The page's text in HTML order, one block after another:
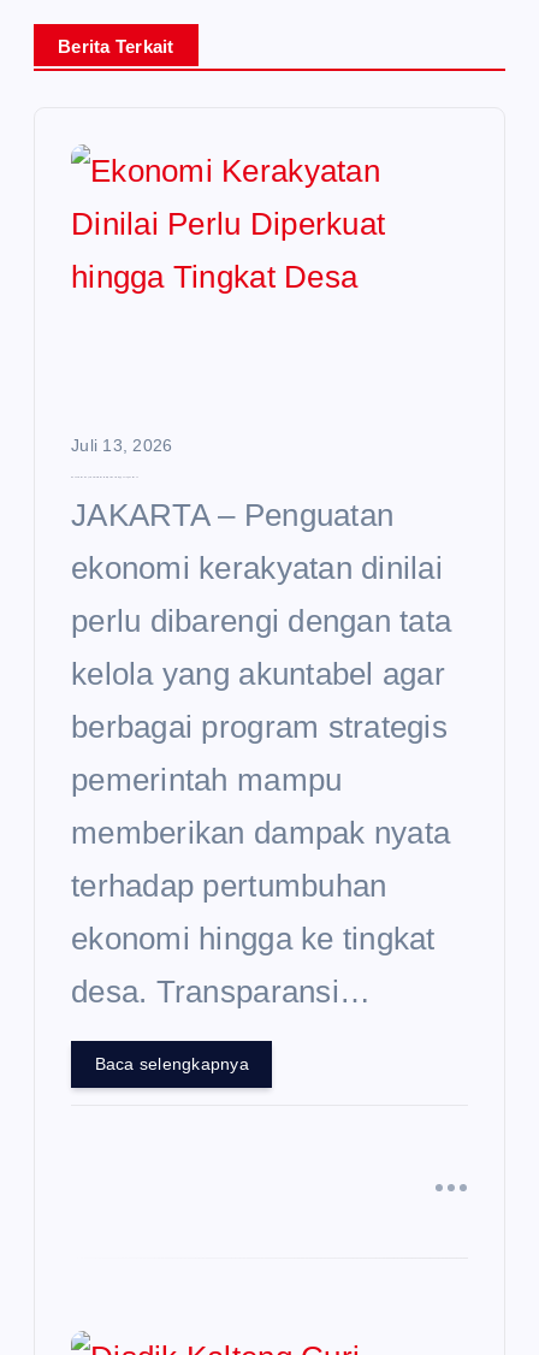
Berita Terkait
Juli 13, 2026
JAKARTA – Penguatan
ekonomi kerakyatan dinilai
perlu dibarengi dengan tata
kelola yang akuntabel agar
berbagai program strategis
pemerintah mampu
memberikan dampak nyata
terhadap pertumbuhan
ekonomi hingga ke tingkat
desa. Transparansi…
Baca selengkapnya